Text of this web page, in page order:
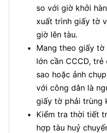
so với giờ khởi
xuất trình giấy tờ
giờ lên tàu.
Mang theo giấy
lớn cần CCCD,
sao hoặc ảnh
với công dân là
giấy tờ phải trùng
Kiểm tra thời tiết
hợp tàu huỷ